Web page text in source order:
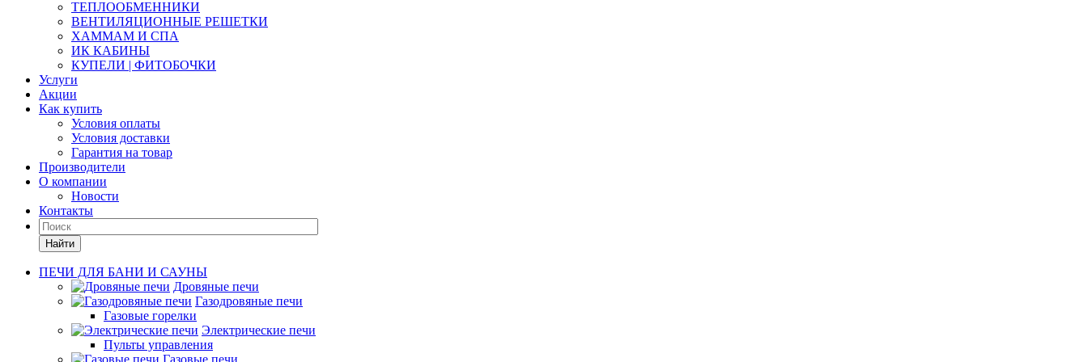
ТЕПЛООБМЕННИКИ
ВЕНТИЛЯЦИОННЫЕ РЕШЕТКИ
ХАММАМ И СПА
ИК КАБИНЫ
КУПЕЛИ | ФИТОБОЧКИ
Услуги
Акции
Как купить
Условия оплаты
Условия доставки
Гарантия на товар
Производители
О компании
Новости
Контакты
Найти
ПЕЧИ ДЛЯ БАНИ И САУНЫ
Дровяные печи
Газодровяные печи
Газовые горелки
Электрические печи
Пульты управления
Газовые печи